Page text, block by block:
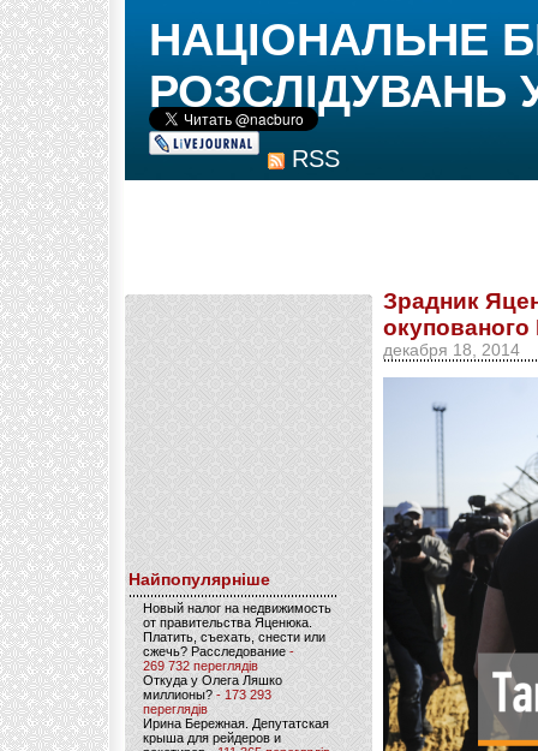
RSS
НАЦІОНАЛЬНЕ
РОЗСЛІДУВАНЬ
Найпопулярніше
Новый налог на недвижимость
от правительства Яценюка.
Платить, съехать, снести или
сжечь? Расследование-
269 732 переглядів
Откуда у Олега Ляшко
миллионы? - 173 293
переглядів
Ирина Бережная. Депутатская
крыша для рейдеров и
Зрадник
окупованого
декабря 18, 2014